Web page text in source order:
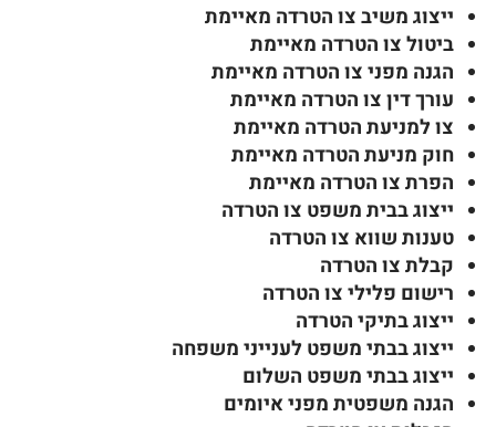
ייצוג משיב צו הטרדה מאיימת
ביטול צו הטרדה מאיימת
הגנה מפני צו הטרדה מאיימת
עורך דין צו הטרדה מאיימת
צו למניעת הטרדה מאיימת
חוק מניעת הטרדה מאיימת
הפרת צו הטרדה מאיימת
ייצוג בבית משפט צו הטרדה
טענות שווא צו הטרדה
קבלת צו הטרדה
רישום פלילי צו הטרדה
ייצוג בתיקי הטרדה
ייצוג בבתי משפט לענייני משפחה
ייצוג בבתי משפט השלום
הגנה משפטית מפני איומים